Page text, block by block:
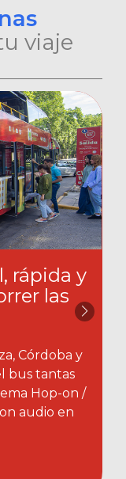
viaje
rápida y
las
Córdoba y
bus tantas
Hop-on /
audio en